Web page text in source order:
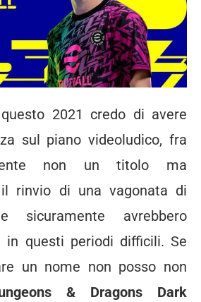
2021 credo di avere
sul piano videoludico, fra
non un titolo ma
il rinvio di una vagonata di
sicuramente avrebbero
in questi periodi difficili. Se
un nome non posso non
& Dragons Dark